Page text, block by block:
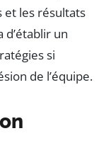
et les résultats
un
si
de l’équipe.